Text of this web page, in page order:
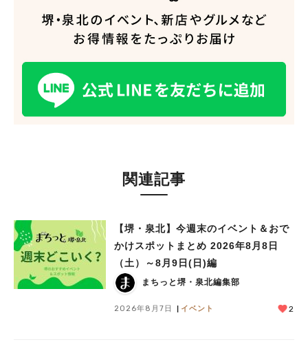
関連記事
【堺・泉北】今週末のイベント＆おで
かけスポットまとめ 2026年8月8日
（土）～8月9日(日)編
まちっと堺・泉北編集部
2026年8月7日 イベント 2